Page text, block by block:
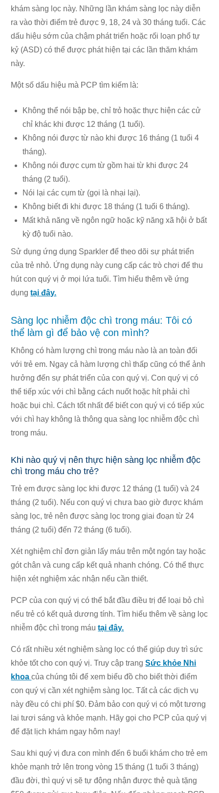
khám sàng lọc này. Những lần khám sàng lọc này diễn
ra vào thời điểm trẻ được 9, 18, 24 và 30 tháng tuổi. Các
dấu hiệu sớm của chậm phát triển hoặc rối loạn phổ tự
kỷ (ASD) có thể được phát hiện tại các lần thăm khám
này.
Một số dấu hiệu mà PCP tìm kiếm là:
Không thể nói bập bẹ, chỉ trỏ hoặc thực hiện các cử
chỉ khác khi được 12 tháng (1 tuổi).
Không nói được từ nào khi được 16 tháng (1 tuổi 4
tháng).
Không nói được cụm từ gồm hai từ khi được 24
tháng (2 tuổi).
Nói lại các cụm từ (gọi là nhại lại).
Không biết đi khi được 18 tháng (1 tuổi 6 tháng).
Mất khả năng về ngôn ngữ hoặc kỹ năng xã hội ở bất
kỳ độ tuổi nào.
Sử dụng ứng dụng Sparkler để theo dõi sự phát triển
của trẻ nhỏ. Ứng dụng này cung cấp các trò chơi để thu
hút con quý vị ở mọi lứa tuổi. Tìm hiểu thêm về ứng
dụngtại đây.
Sàng lọc nhiễm độc chì trong máu: Tôi có
thể làm gì để bảo vệ con mình?
Không có hàm lượng chì trong máu nào là an toàn đối
với trẻ em. Ngay cả hàm lượng chì thấp cũng có thể ảnh
hưởng đến sự phát triển của con quý vị. Con quý vị có
thể tiếp xúc với chì bằng cách nuốt hoặc hít phải chì
hoặc bụi chì. Cách tốt nhất để biết con quý vị có tiếp xúc
với chì hay không là thông qua sàng lọc nhiễm độc chì
trong máu.
Khi nào quý vị nên thực hiện sàng lọc nhiễm độc
chì trong máu cho trẻ?
Trẻ em được sàng lọc khi được 12 tháng (1 tuổi) và 24
tháng (2 tuổi). Nếu con quý vị chưa bao giờ được khám
sàng lọc, trẻ nên được sàng lọc trong giai đoạn từ 24
tháng (2 tuổi) đến 72 tháng (6 tuổi).
Xét nghiệm chỉ đơn giản lấy máu trên một ngón tay hoặc
gót chân và cung cấp kết quả nhanh chóng. Có thể thực
hiện xét nghiệm xác nhận nếu cần thiết.
PCP của con quý vị có thể bắt đầu điều trị để loại bỏ chì
nếu trẻ có kết quả dương tính. Tìm hiểu thêm về sàng lọc
nhiễm độc chì trong máutại đây.
Có rất nhiều xét nghiệm sàng lọc có thể giúp duy trì sức
khỏe tốt cho con quý vị. Truy cập trangSức khỏe Nhi
khoacủa chúng tôi để xem biểu đồ cho biết thời điểm
con quý vị cần xét nghiệm sàng lọc. Tất cả các dịch vụ
này đều có chi phí $0. Đảm bảo con quý vị có một tương
lai tươi sáng và khỏe mạnh. Hãy gọi cho PCP của quý vị
để đặt lịch khám ngay hôm nay!
Sau khi quý vị đưa con mình đến 6 buổi khám cho trẻ em
khỏe mạnh trở lên trong vòng 15 tháng (1 tuổi 3 tháng)
đầu đời, thì quý vị sẽ tự động nhận được thẻ quà tặng